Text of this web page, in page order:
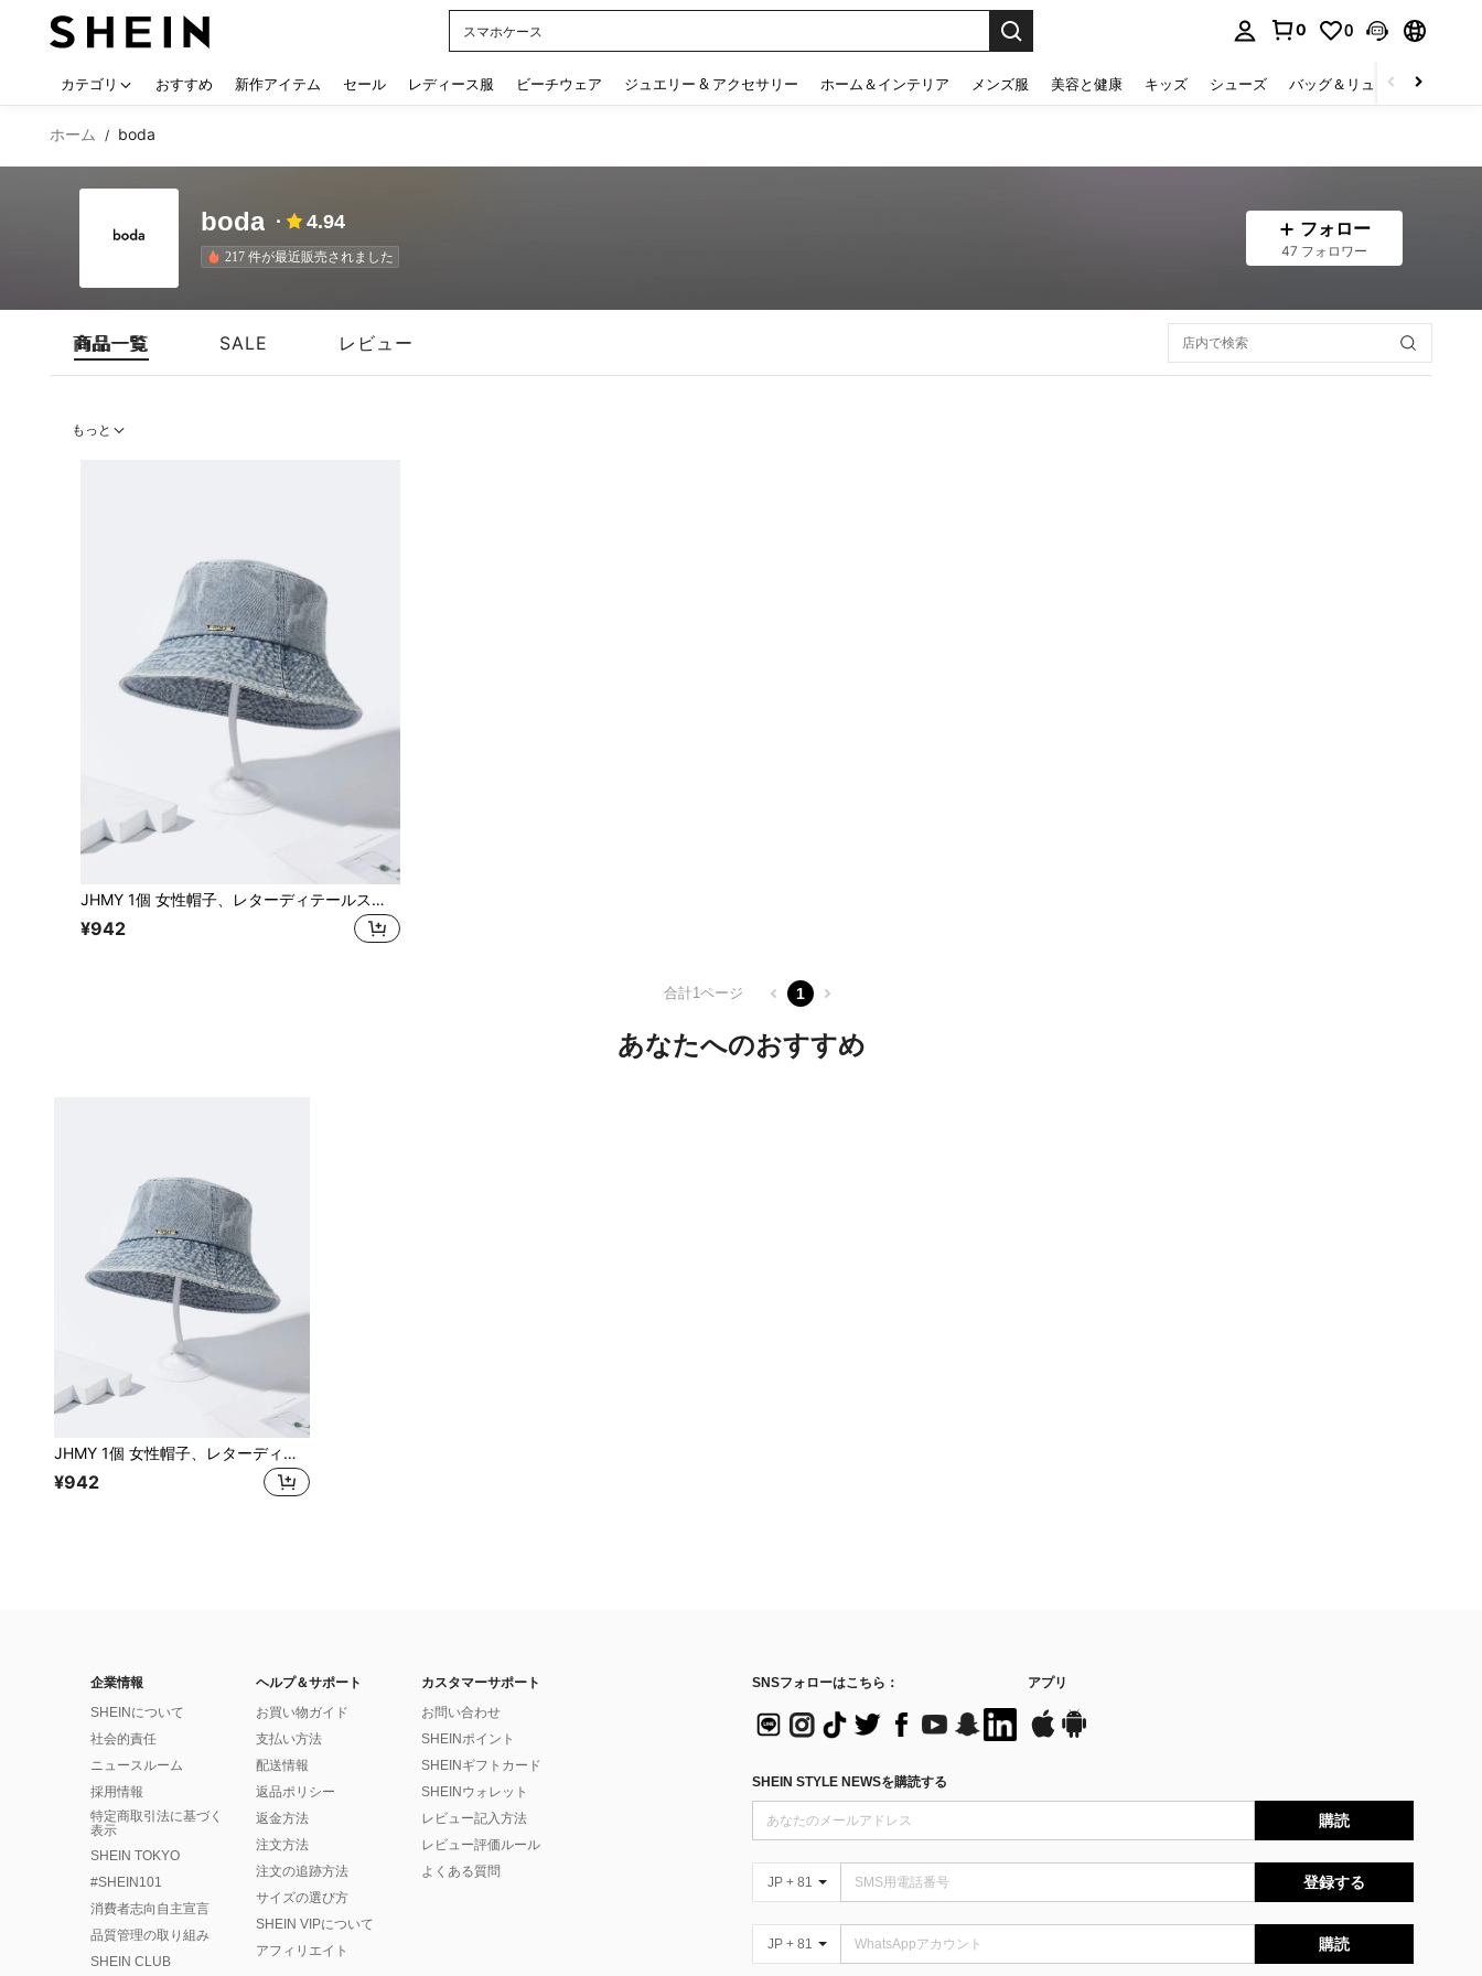
スマホケース
0 0
カテゴリ おすすめ 新作アイテム セール レディース服 ビーチウェア ジュエリー & アクセサリー ホーム＆インテリア メンズ服 美容と健康 キッズ シューズ バッグ＆リュック
ホーム / boda
boda 4.94
217 件が最近販売されました
フォロー
47 フォロワー
商品一覧 SALE レビュー
もっと
JHMY 1個 女性帽子、レターディテールスクエア装飾ライトブルーデニムバケットハット、ストリートミニマリストスタイル、日常生活 クールな女の子、良いコロケーション、あらゆるシーンに適す
¥942
合計1ページ 1
あなたへのおすすめ
JHMY 1個 女性帽子、レターディテールスクエア装飾ライトブルーデニムバケットハット、ストリートミニマリストスタイル、日常生活 クールな女の子、良いコロケーション、あらゆるシーンに適す
¥942
企業情報
SHEINについて
社会的責任
ニュースルーム
採用情報
特定商取引法に基づく
表示
SHEIN TOKYO
#SHEIN101
消費者志向自主宣言
品質管理の取り組み
SHEIN CLUB
ヘルプ＆サポート
お買い物ガイド
支払い方法
配送情報
返品ポリシー
返金方法
注文方法
注文の追跡方法
サイズの選び方
SHEIN VIPについて
アフィリエイト
カスタマーサポート
お問い合わせ
SHEINポイント
SHEINギフトカード
SHEINウォレット
レビュー記入方法
レビュー評価ルール
よくある質問
SNSフォローはこちら： アプリ
SHEIN STYLE NEWSを購読する
購読
JP + 81 登録する
JP + 81 購読